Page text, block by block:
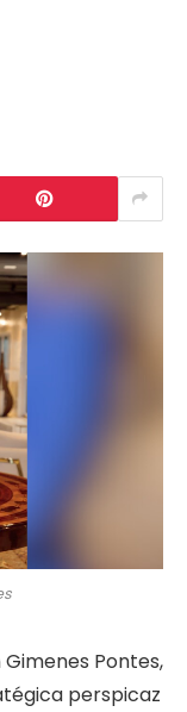
Pontes,
perspicaz